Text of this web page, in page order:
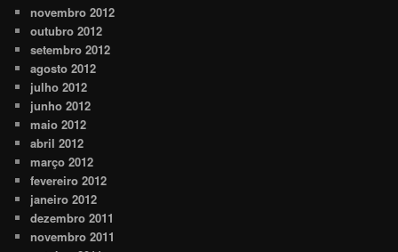
novembro 2012
outubro 2012
setembro 2012
agosto 2012
julho 2012
junho 2012
maio 2012
abril 2012
março 2012
fevereiro 2012
janeiro 2012
dezembro 2011
novembro 2011